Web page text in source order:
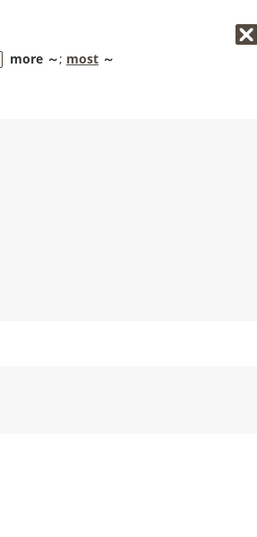
more ～; most ～